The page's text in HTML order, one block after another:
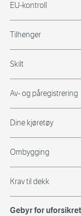
EU-kontroll
Tilhenger
Skilt
Av- og påregistrering
Dine kjøretøy
Ombygging
Krav til dekk
Gebyr for